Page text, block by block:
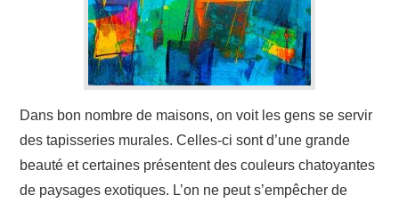
Dans bon nombre de maisons, on voit les gens se servir
des tapisseries murales. Celles-ci sont d’une grande
beauté et certaines présentent des couleurs chatoyantes
de paysages exotiques. L’on ne peut s’empêcher de